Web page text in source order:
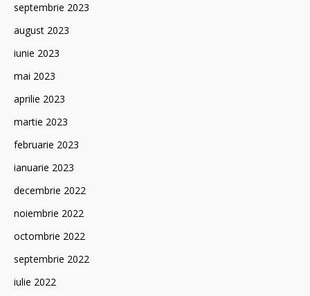
septembrie 2023
august 2023
iunie 2023
mai 2023
aprilie 2023
martie 2023
februarie 2023
ianuarie 2023
decembrie 2022
noiembrie 2022
octombrie 2022
septembrie 2022
iulie 2022